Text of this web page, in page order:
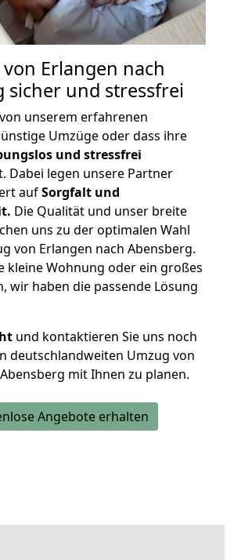
Erlangen nach
sicher und stressfrei
unserem erfahrenen
Umzüge oder dass ihre
und stressfrei
Dabei legen unsere Partner
aufSorgfalt und
Die Qualität und unser breite
uns zu der optimalen Wahl
von Erlangen nach Abensberg.
kleine Wohnung oder ein großes
wir haben die passende Lösung
und kontaktieren Sie uns noch
deutschlandweiten Umzug von
mit Ihnen zu planen.
Angebote erhalten